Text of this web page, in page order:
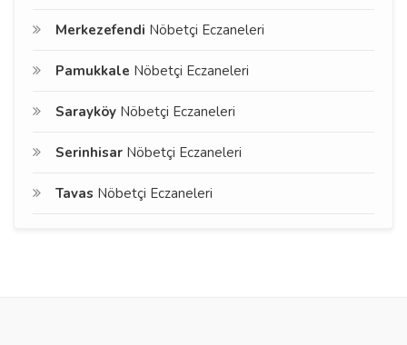
Merkezefendi Nöbetçi Eczaneleri
Pamukkale Nöbetçi Eczaneleri
Sarayköy Nöbetçi Eczaneleri
Serinhisar Nöbetçi Eczaneleri
Tavas Nöbetçi Eczaneleri